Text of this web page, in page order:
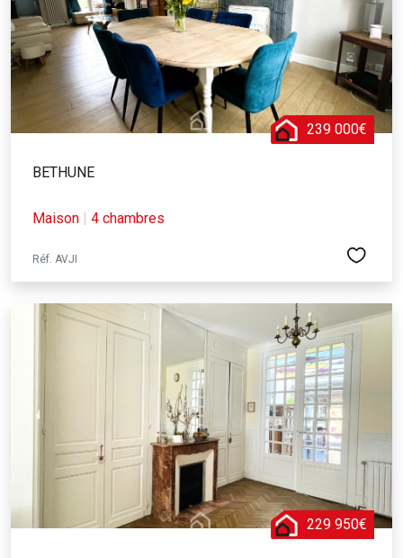
239 000€
BETHUNE
Maison | 4 chambres
Réf. AVJI
229 950€